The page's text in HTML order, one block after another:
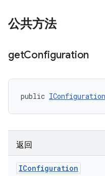
公共方法
getConfiguration
public IConfiguration
返回
IConfiguration